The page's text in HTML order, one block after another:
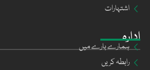
ادارہ
ہمارے بارے میں
رابطہ کریں
اشتہارات